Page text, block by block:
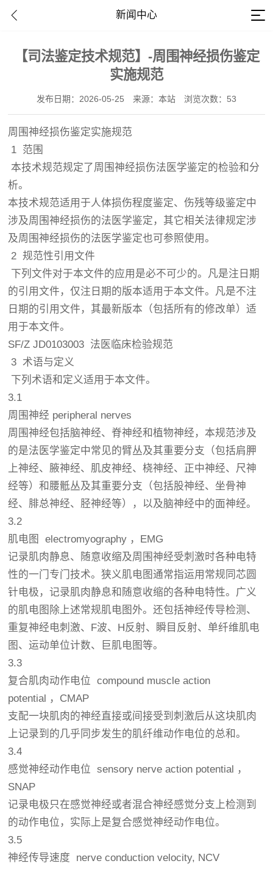
新闻中心
【司法鉴定技术规范】-周围神经损伤鉴定
实施规范
发布日期：2026-05-25 来源：本站 浏览次数：53
周围神经损伤鉴定实施规范
1 范围
本技术规范规定了周围神经损伤法医学鉴定的检验和分
析。
本技术规范适用于人体损伤程度鉴定、伤残等级鉴定中
涉及周围神经损伤的法医学鉴定，其它相关法律规定涉
及周围神经损伤的法医学鉴定也可参照使用。
2 规范性引用文件
下列文件对于本文件的应用是必不可少的。凡是注日期
的引用文件，仅注日期的版本适用于本文件。凡是不注
日期的引用文件，其最新版本（包括所有的修改单）适
用于本文件。
SF/Z JD0103003 法医临床检验规范
3 术语与定义
下列术语和定义适用于本文件。
3.1
周围神经 peripheral nerves
周围神经包括脑神经、脊神经和植物神经，本规范涉及
的是法医学鉴定中常见的臂丛及其重要分支（包括肩胛
上神经、腋神经、肌皮神经、桡神经、正中神经、尺神
经等）和腰骶丛及其重要分支（包括股神经、坐骨神
经、腓总神经、胫神经等），以及脑神经中的面神经。
3.2
肌电图 electromyography ，EMG
记录肌肉静息、随意收缩及周围神经受刺激时各种电特
性的一门专门技术。狭义肌电图通常指运用常规同芯圆
针电极，记录肌肉静息和随意收缩的各种电特性。广义
的肌电图除上述常规肌电图外。还包括神经传导检测、
重复神经电刺激、F波、H反射、瞬目反射、单纤维肌电
图、运动单位计数、巨肌电图等。
3.3
复合肌肉动作电位 compound muscle action
potential ，CMAP
支配一块肌肉的神经直接或间接受到刺激后从这块肌肉
上记录到的几乎同步发生的肌纤维动作电位的总和。
3.4
感觉神经动作电位 sensory nerve action potential ，
SNAP
记录电极只在感觉神经或者混合神经感觉分支上检测到
的动作电位，实际上是复合感觉神经动作电位。
3.5
神经传导速度 nerve conduction velocity, NCV